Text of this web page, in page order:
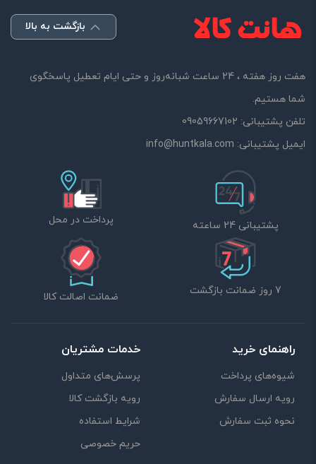
بازگشت به بالا
هفت روز هفته ، 24 ساعت شبانه‌روز و حتی ایام تعطیل پاسخگوی
شما هستیم.
تلفن پشتیبانی: 09059667102
ایمیل پشتیبانی: info@huntkala.com
پشتیبانی 24 ساعته پرداخت در محل
7 روز ضمانت بازگشت ضمانت اصالت کالا
راهنمای خرید
شیوه‌های پرداخت
رویه ارسال سفارش
نحوه ثبت سفارش
خدمات مشتریان
پرسش‌های متداول
رویه بازگشت کالا
شرایط استفاده
حریم خصوصی